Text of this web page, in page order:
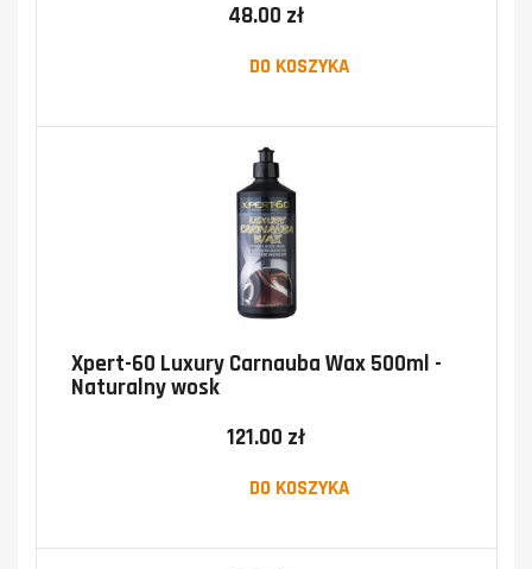
48.00 zł
DO KOSZYKA
Xpert-60 Luxury Carnauba Wax 500ml -
Naturalny wosk
121.00 zł
DO KOSZYKA